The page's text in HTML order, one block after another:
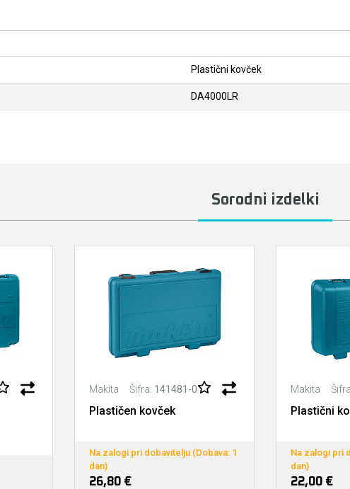
Plastični kovček
DA4000LR
Sorodni izdelki
Makita Šifra: 141481-0
Plastičen kovček
Na zalogi pri dobavitelju (Dobava: 1
dan)
26,80 €
Makita
Plastični
Na zalogi pri
dan)
22,00 €